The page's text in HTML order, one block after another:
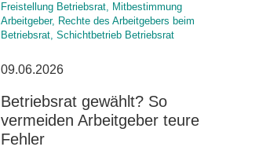
Freistellung Betriebsrat, Mitbestimmung
Arbeitgeber, Rechte des Arbeitgebers beim
Betriebsrat, Schichtbetrieb Betriebsrat
09.06.2026
Betriebsrat gewählt? So
vermeiden Arbeitgeber teure
Fehler